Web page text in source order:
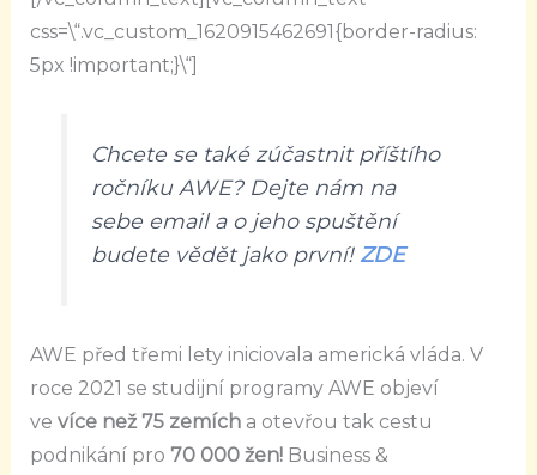
css=\“.vc_custom_1620915462691{border-radius:
5px !important;}\“]
Chcete se také zúčastnit příštího
ročníku AWE? Dejte nám na
sebe email a o jeho spuštění
budete vědět jako první!ZDE
AWE před třemi lety iniciovala americká vláda. V
roce 2021 se studijní programy AWE objeví
ve více než 75 zemícha otevřou tak cestu
podnikání pro 70 000 žen!Business &